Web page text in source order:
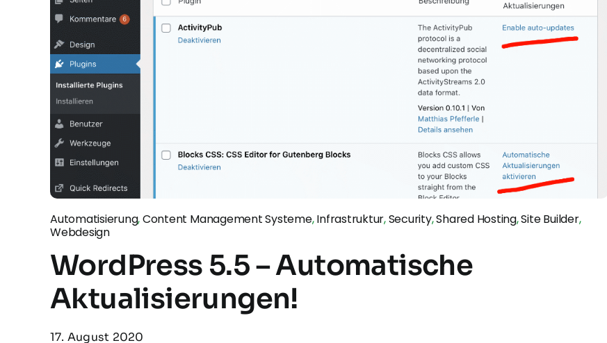
Automatisierung,Content Management Systeme,Infrastruktur,Security,Shared Hosting,Site Builder,
Webdesign
WordPress 5.5 – Automatische
Aktualisierungen!
17. August 2020